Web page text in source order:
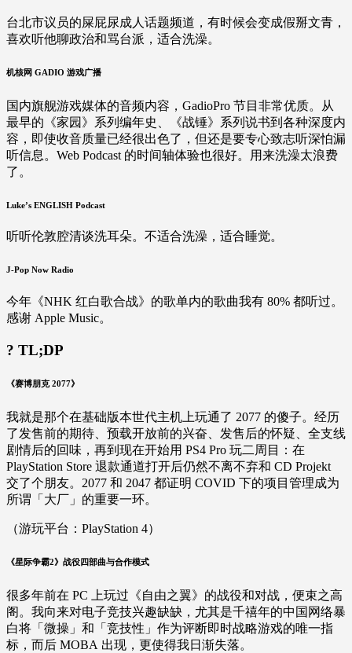
台北市议员的屎屁尿成人话题频道，有时候会变成假掰文青，
喜欢听他聊政治和骂台派，适合洗澡。
机核网 GADIO 游戏广播
国内旗舰游戏媒体的音频内容，GadioPro 节目非常优质。从
最早的《家园》系列编年史、《战锤》系列说书到各种深度内
容，即使收音质量已经很出色了，但还是要专心致志听深怕漏
听信息。Web Podcast 的时间轴体验也很好。用来洗澡太浪费
了。
Luke’s ENGLISH Podcast
听听伦敦腔清谈洗耳朵。不适合洗澡，适合睡觉。
J-Pop Now Radio
今年《NHK 红白歌合战》的歌单内的歌曲我有 80% 都听过。
感谢 Apple Music。
? TL;DP
《赛博朋克 2077》
我就是那个在基础版本世代主机上玩通了 2077 的傻子。经历
了发售前的期待、预载开放前的兴奋、发售后的怀疑、全支线
剧情后的回味，再到现在开始用 PS4 Pro 玩二周目：在
PlayStation Store 退款通道打开后仍然不离不弃和 CD Projekt
交了个朋友。2077 和 2047 都证明 COVID 下的项目管理成为
所谓「大厂」的重要一环。
（游玩平台：PlayStation 4）
《星际争霸2》战役四部曲与合作模式
很多年前在 PC 上玩过《自由之翼》的战役和对战，便束之高
阁。我向来对电子竞技兴趣缺缺，尤其是千禧年的中国网络暴
白将「微操」和「竞技性」作为评断即时战略游戏的唯一指
标，而后 MOBA 出现，更使得我日渐失落。